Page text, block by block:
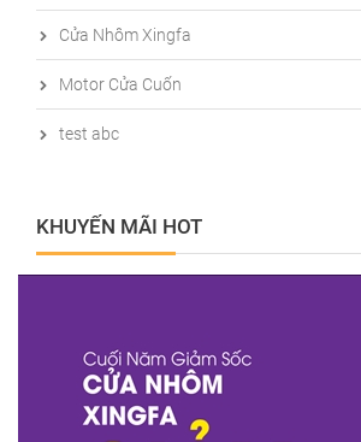
Cửa Nhôm Xingfa
Motor Cửa Cuốn
test abc
KHUYẾN MÃI HOT